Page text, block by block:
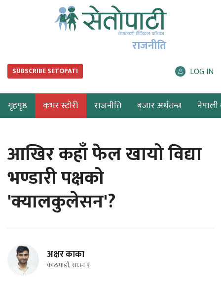
राजनीति
SUBSCRIBE SETOPATI LOG IN
गृहपृष्ठ कभर स्टोरी राजनीति बजार अर्थतन्त्र नेपाली
आखिर कहाँ फेल खायो विद्या
भण्डारी पक्षको
'क्यालकुलेसन'?
अक्षर काका
काठमाडौं, साउन ९